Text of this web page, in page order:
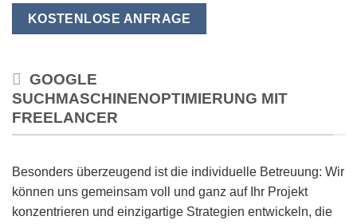
KOSTENLOSE ANFRAGE
GOOGLE
SUCHMASCHINENOPTIMIERUNG MIT
FREELANCER
Besonders überzeugend ist die individuelle Betreuung: Wir
können uns gemeinsam voll und ganz auf Ihr Projekt
konzentrieren und einzigartige Strategien entwickeln, die